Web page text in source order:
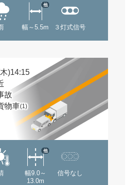
幅～5.5m
他
３灯式信号
)14:15
故
物車(1)
幅9.0～
13.0m
他
信号なし